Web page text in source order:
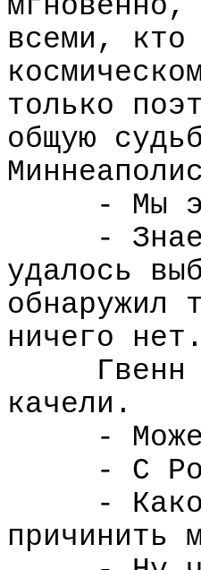
мгновенно,
всеми,
только
общую
- Мы
-
удалось
обнаружил
ничего нет.
качели.
-
- С
-
причинить